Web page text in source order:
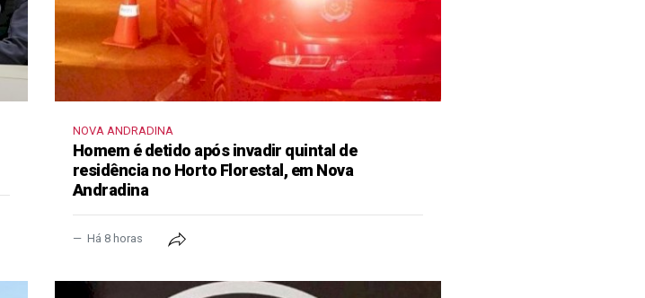
NOVA ANDRADINA
Homem é detido após invadir quintal de
residência no Horto Florestal, em Nova
Andradina
Há 8 horas